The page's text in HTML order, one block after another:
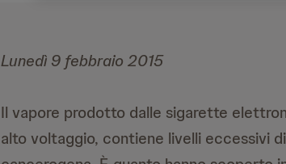
Lunedì 9 febbraio 2015
Il vapore prodotto dalle sigarette
alto voltaggio, contiene livelli eccessivi